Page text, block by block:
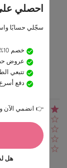
(4047)
احصلي على خصم 10%
سجّلي حسابًا
خصم 10% على طلبك الأول
عروض
تتبعي
دفع
👉 انضمي الآن
هل